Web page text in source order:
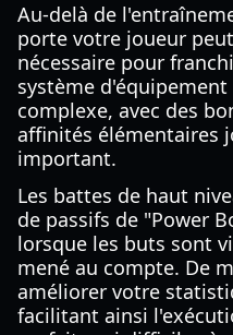
Au-delà de
porte votre joueur
nécessaire pour
système
complexe, avec des
affinités élémentaires
important.
Les battes de haut
de passifs de "Power
lorsque les buts sont
mené au compte. De
améliorer votre
facilitant ainsi